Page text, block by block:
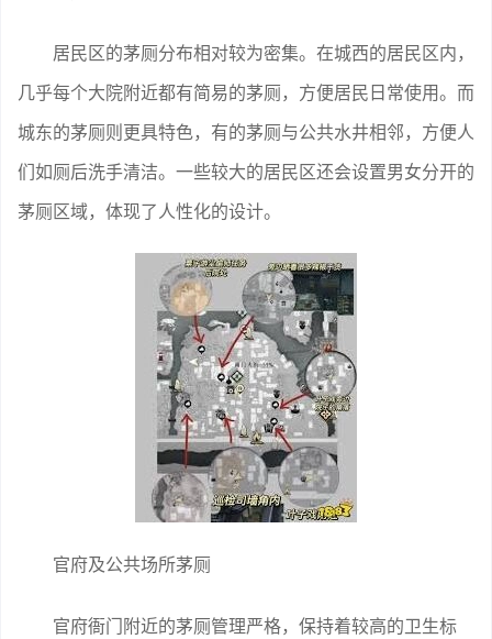
居民区的茅厕分布相对较为密集。在城西的居民区内，
几乎每个大院附近都有简易的茅厕，方便居民日常使用。而
城东的茅厕则更具特色，有的茅厕与公共水井相邻，方便人
们如厕后洗手清洁。一些较大的居民区还会设置男女分开的
茅厕区域，体现了人性化的设计。
官府及公共场所茅厕
官府衙门附近的茅厕管理严格，保持着较高的卫生标